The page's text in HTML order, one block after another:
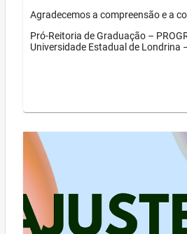
Agradecemos a compreensão e a
Pró-Reitoria de Graduação –
Universidade Estadual de Londrina –